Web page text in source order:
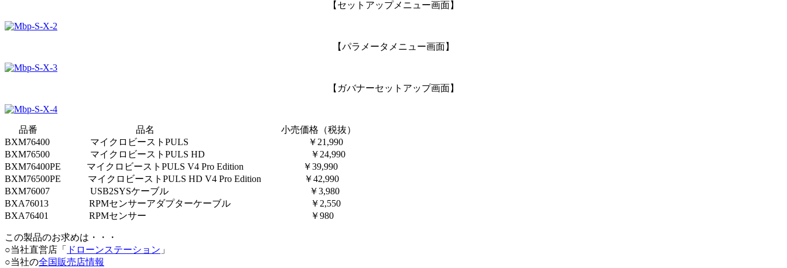
【セットアップメニュー画面】
【パラメータメニュー画面】
【ガバナーセットアップ画面】
品番 品名
小売価格（税抜）
BXM76400
マイクロビーストPULS
￥21,990
BXM76500
マイクロビーストPULS HD
￥24,990
BXM76400PE
マイクロビーストPULS V4 Pro Edition
￥39,990
BXM76500PE
マイクロビーストPULS HD V4 Pro Edition
￥42,990
BXM76007
USB2SYSケーブル
￥3,980
BXA76013
RPMセンサーアダプターケーブル
￥2,550
BXA76401
RPMセンサー ￥980
この製品のお求めは・・・
○当社直営店「
ドローンステーション 」
○当社の全国販売店情報